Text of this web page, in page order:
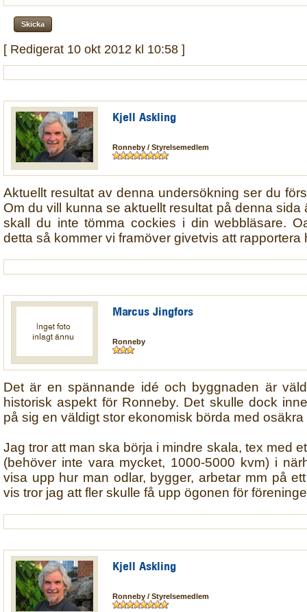
[ Redigerat 10 okt 2012 kl 10:58 ]
Kjell Askling
Ronneby / Styrelsemedlem
Aktuellt resultat av denna undersökning ser du
Om du vill kunna se aktuellt resultat på denna sida
skall du inte tömma cockies i din webbläsare.
detta så kommer vi framöver givetvis att rapportera
Marcus Jingfors
Ronneby
Det är en spännande idé och byggnaden är
historisk aspekt för Ronneby. Det skulle dock
på sig en väldigt stor ekonomisk börda med osäkra
Jag tror att man ska börja i mindre skala, tex med
(behöver inte vara mycket, 1000-5000 kvm) i
visa upp hur man odlar, bygger, arbetar mm på
vis tror jag att fler skulle få upp ögonen för
Kjell Askling
Ronneby / Styrelsemedlem